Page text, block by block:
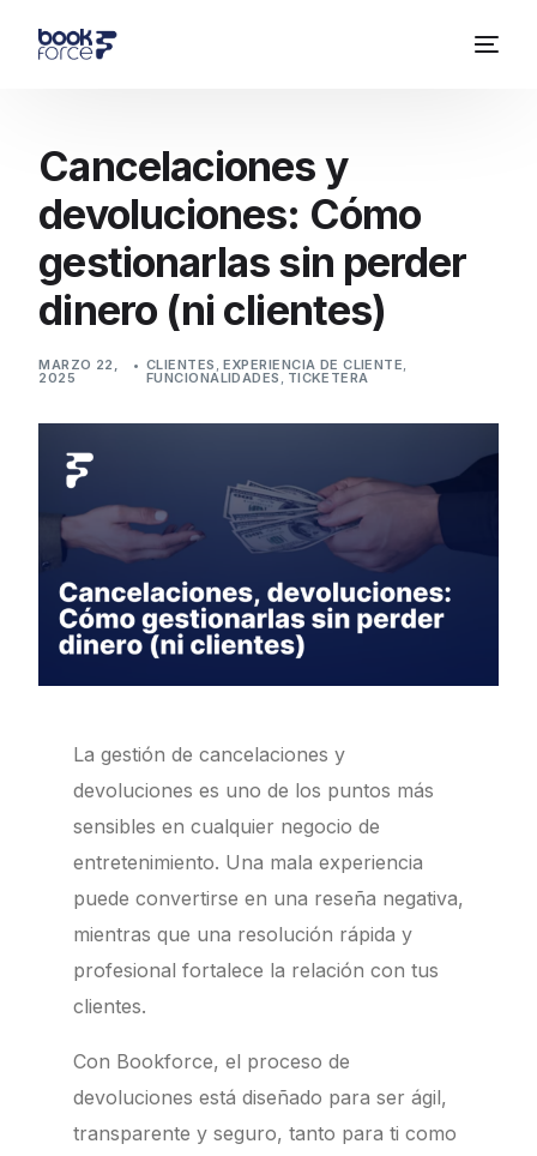
Cancelaciones y
devoluciones: Cómo
gestionarlas sin perder
dinero (ni clientes)
MARZO 22,
2025
CLIENTES , EXPERIENCIA DE CLIENTE,
FUNCIONALIDADES , TICKETERA
La gestión de cancelaciones y
devoluciones es uno de los puntos más
sensibles en cualquier negocio de
entretenimiento. Una mala experiencia
puede convertirse en una reseña negativa,
mientras que una resolución rápida y
profesional fortalece la relación con tus
clientes.
Con Bookforce, el proceso de
devoluciones está diseñado para ser ágil,
transparente y seguro, tanto para ti como